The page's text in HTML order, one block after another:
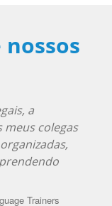
a
colegas
Trainers